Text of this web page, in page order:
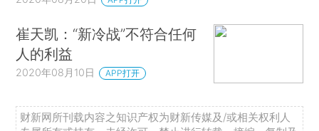
崔天凯：“新冷战”不符合任何
人的利益
2020年08月10日 APP打开
财新网所刊载内容之知识产权为财新传媒及/或相关权利人